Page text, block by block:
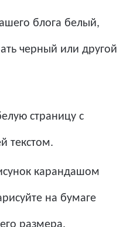
блога белый,
черный или другой
страницу с
текстом.
карандашом
на бумаге